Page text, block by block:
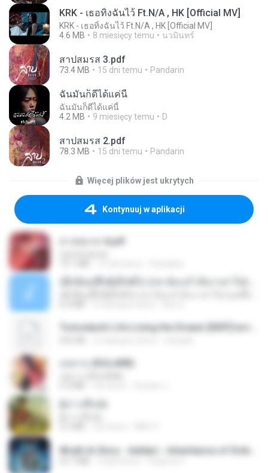
KRK - เธอทิ้งฉันไว้ Ft.N/A , HK [Official MV]
KRK - เธอทิ้งฉันไว้ Ft.N/A , HK [Official MV]
4.6 MB
8 miesięcy temu นวมินทร์
สาปสมรส 3.pdf
73.4 MB 15 dni temu Pandarin
ฉันมันก็ดีได้แค่นี้
ฉันมันก็ดีได้แค่นี้
4.2 MB
9 miesięcy temu D
สาปสมรส 2.pdf
78.3 MB 15 dni temu Pandarin
Więcej plików jest ukrytych
Kontynuuj w aplikacji
สาปสมรส 4.pdf
กุหลาบ (KULARB)